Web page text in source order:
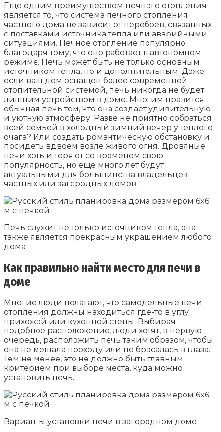
Еще одним преимуществом печного отопления
является то, что система печного отопления
частного дома не зависит от перебоев, связанных
с поставками источника тепла или аварийными
ситуациями. Печное отопление популярно
благодаря тому, что оно работает в автономном
режиме. Печь может быть не только основным
источником тепла, но и дополнительным. Даже
если ваш дом оснащен более современной
отопительной системой, печь никогда не будет
лишним устройством в доме. Многим нравится
обычная печь тем, что она создает удивительную
и уютную атмосферу. Разве не приятно собраться
всей семьей в холодный зимний вечер у теплого
очага? Или создать романтическую обстановку и
посидеть вдвоем возле живого огня. Дровяные
печи хоть и теряют со временем свою
популярность, но еще много лет будут
актуальными для большинства владельцев
частных или загородных домов.
Печь служит не только источником тепла, она
также является прекрасным украшением любого
дома
Как правильно найти место для печи в
доме
Многие люди полагают, что самодельные печи
отопления должны находиться где-то в углу
прихожей или кухонной стены. Выбирая
подобное расположение, люди хотят, в первую
очередь, расположить печь таким образом, чтобы
она не мешала проходу или не бросалась в глаза.
Тем не менее, это не должно быть главным
критерием при выборе места, куда можно
установить печь.
Варианты установки печи в загородном доме